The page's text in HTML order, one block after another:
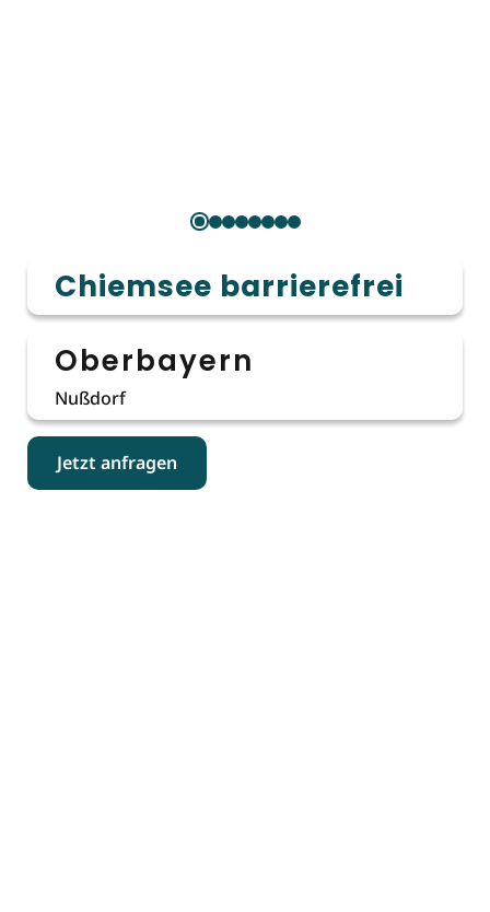
Chiemsee barrierefrei
Oberbayern
Nußdorf
Jetzt anfragen